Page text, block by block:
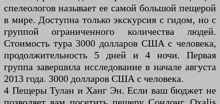
спелеологов называет ее самой большой пещерой
в мире. Доступна только экскурсия с гидом, но с
группой ограниченного количества людей.
Стоимость тура 3000 долларов США с человека,
продолжительность 5 дней и 4 ночи. Первая
группа завершила исследование в начале августа
2013 года. 3000 долларов США с человека.
4 Пещеры Тулан и Ханг Эн. Если ваш бюджет не